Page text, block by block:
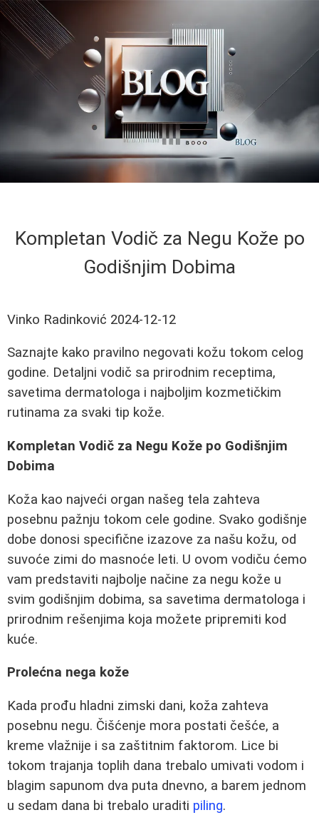
Kompletan Vodič za Negu Kože po
Godišnjim Dobima
Vinko Radinković 2024-12-12
Saznajte kako pravilno negovati kožu tokom celog
godine. Detaljni vodič sa prirodnim receptima,
savetima dermatologa i najboljim kozmetičkim
rutinama za svaki tip kože.
Kompletan Vodič za Negu Kože po Godišnjim
Dobima
Koža kao najveći organ našeg tela zahteva
posebnu pažnju tokom cele godine. Svako godišnje
dobe donosi specifične izazove za našu kožu, od
suvoće zimi do masnoće leti. U ovom vodiču ćemo
vam predstaviti najbolje načine za negu kože u
svim godišnjim dobima, sa savetima dermatologa i
prirodnim rešenjima koja možete pripremiti kod
kuće.
Prolećna nega kože
Kada prođu hladni zimski dani, koža zahteva
posebnu negu. Čišćenje mora postati češće, a
kreme vlažnije i sa zaštitnim faktorom. Lice bi
tokom trajanja toplih dana trebalo umivati vodom i
blagim sapunom dva puta dnevno, a barem jednom
u sedam dana bi trebalo uraditi piling.